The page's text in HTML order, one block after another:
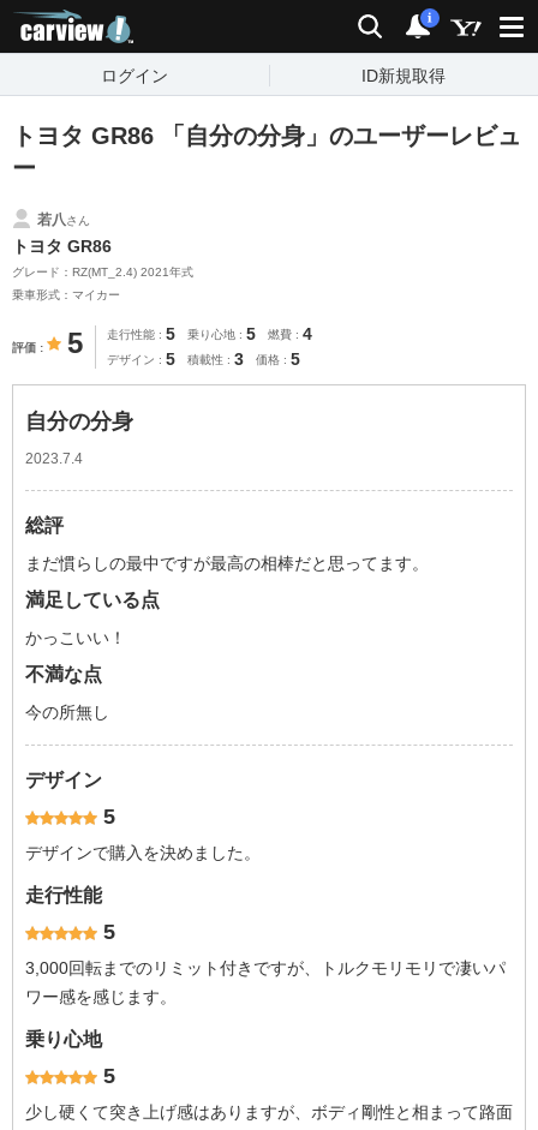
検索 通知
i
ログイン ID新規取得
トヨタ GR86 「自分の分身」のユーザーレビュ
ー
若八さん
トヨタ GR86
グレード：RZ(MT_2.4) 2021年式
乗車形式：マイカー
評価 5 走行性能 5 乗り心地 5 燃費 4
デザイン 5 積載性 3 価格 5
自分の分身
2023.7.4
総評
まだ慣らしの最中ですが最高の相棒だと思ってます。
満足している点
かっこいい！
不満な点
今の所無し
デザイン
5
デザインで購入を決めました。
走行性能
5
3,000回転までのリミット付きですが、トルクモリモリで凄いパ
ワー感を感じます。
乗り心地
5
少し硬くて突き上げ感はありますが、ボディ剛性と相まって路面